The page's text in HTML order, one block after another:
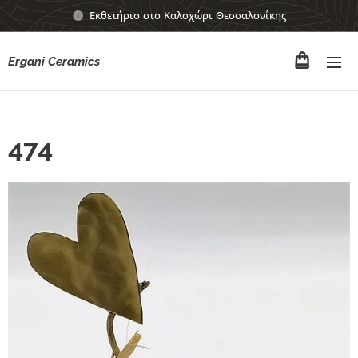
Εκθετήριο στο Καλοχώρι Θεσσαλονίκης
Ergani Ceramics
474